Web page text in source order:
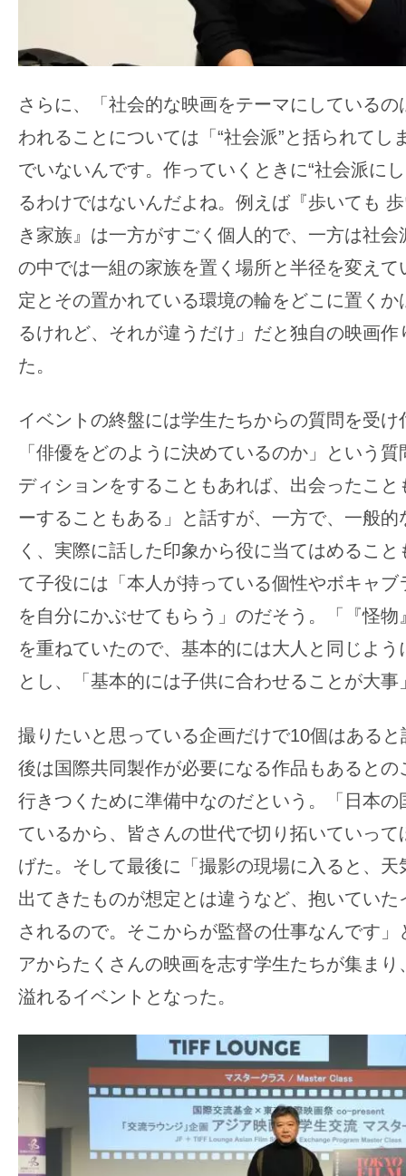
さらに、「社会的な映画をテーマにしている
われることについては「“社会派”と括られてし
でいないんです。作っていくときに“社会派に
るわけではないんだよね。例えば『歩いても
き家族』は一方がすごく個人的で、一方は社
の中では一組の家族を置く場所と半径を変えて
定とその置かれている環境の輪をどこに置く
るけれど、それが違うだけ」だと独自の映画作
た。
イベントの終盤には学生たちからの質問を受け
「俳優をどのように決めているのか」という
ディションをすることもあれば、出会ったこ
ーすることもある」と話すが、一方で、一般的
く、実際に話した印象から役に当てはめるこ
て子役には「本人が持っている個性やボキャ
を自分にかぶせてもらう」のだそう。「『怪
を重ねていたので、基本的には大人と同じよ
とし、「基本的には子供に合わせることが大事
撮りたいと思っている企画だけで10個はある
後は国際共同製作が必要になる作品もあるとの
行きつくために準備中なのだという。「日本の
ているから、皆さんの世代で切り拓いていっ
げた。そして最後に「撮影の現場に入ると、
出てきたものが想定とは違うなど、抱いてい
されるので。そこからが監督の仕事なんです
アからたくさんの映画を志す学生たちが集ま
溢れるイベントとなった。